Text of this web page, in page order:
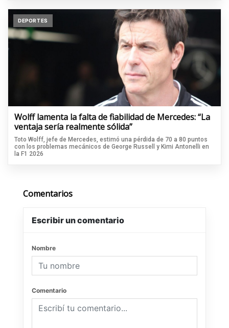
DEPORTES
Wolff lamenta la falta de fiabilidad de Mercedes: “La
ventaja sería realmente sólida”
Toto Wolff, jefe de Mercedes, estimó una pérdida de 70 a 80 puntos
con los problemas mecánicos de George Russell y Kimi Antonelli en
la F1 2026
Comentarios
Escribir un comentario
Nombre
Comentario